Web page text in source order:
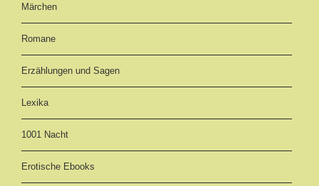
Märchen
Romane
Erzählungen und Sagen
Lexika
1001 Nacht
Erotische Ebooks